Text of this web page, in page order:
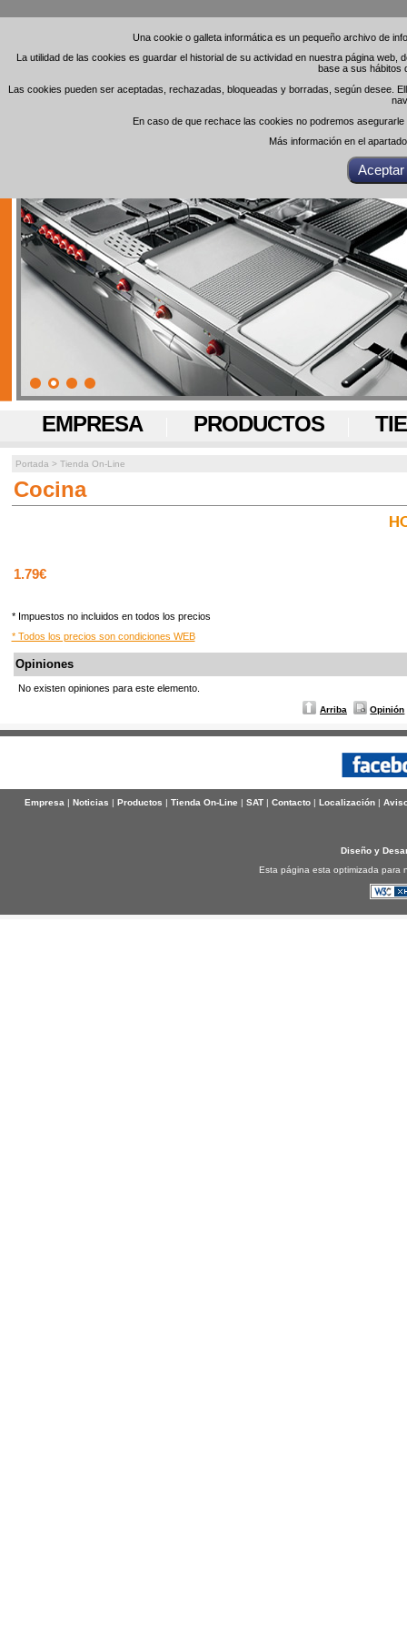
Una cookie o galleta informática es un pequeño archivo de
La utilidad de las cookies es guardar el historial de su actividad en nuestra página
base a sus hábitos
Las cookies pueden ser aceptadas, rechazadas, bloqueadas y borradas, según desee.
En caso de que rechace las cookies no podremos
Más información en el
Una cookie o galleta informática es un pequeño archivo de
La utilidad de las cookies es guardar el historial de su actividad en nuestra página
base a sus hábitos
Las cookies pueden ser aceptadas, rechazadas, bloqueadas y borradas, según desee.
En caso de que rechace las cookies no podremos
Más información en el
EMPRESA PRODUCTOS
Portada > Tienda On-Line
Cocina
1.79€
* Impuestos no incluidos en todos los precios
* Todos los precios son condiciones WEB
Opiniones
No existen opiniones para este elemento.
Arriba Opinión
Empresa| Noticias | Productos | Tienda On-Line | SAT| Contacto| Localización|
Diseño y
Esta página esta optimizada para